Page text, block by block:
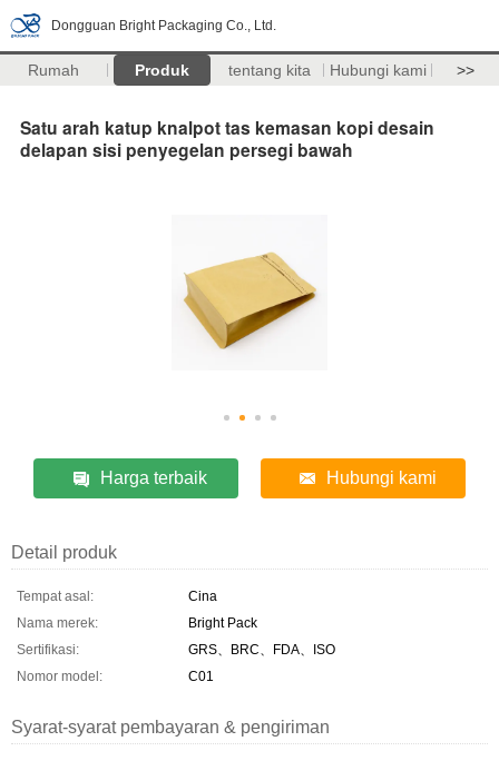
Dongguan Bright Packaging Co., Ltd.
Rumah Produk tentang kita Hubungi kami >>
Satu arah katup knalpot tas kemasan kopi desain
delapan sisi penyegelan persegi bawah
Harga terbaik Hubungi kami
Detail produk
Tempat asal:
Cina
Nama merek:
Bright Pack
Sertifikasi:
GRS、BRC、FDA、ISO
Nomor model:
C01
Syarat-syarat pembayaran & pengiriman